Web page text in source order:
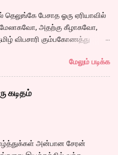
பேசாத ஓரு ஏரியாவில்
மேலாகவோ, அதற்கு கீழாகவோ,
விபசாரி கும்பகோணத்து
அவளுடய வாழ்கை எப்படி
ஓரு நல்ல லைனை , சங்கீதா
சுழற்றி, சுழற்றி நடப்பதை போல்
குழப்பி, நம்பமுடியாத
சொதப்பி,சங்கீதாவை ஏதோ
கொஞ்சம் அல்ல
மேலும் படிக்க
கடிதம்
அன்பான சேரன்